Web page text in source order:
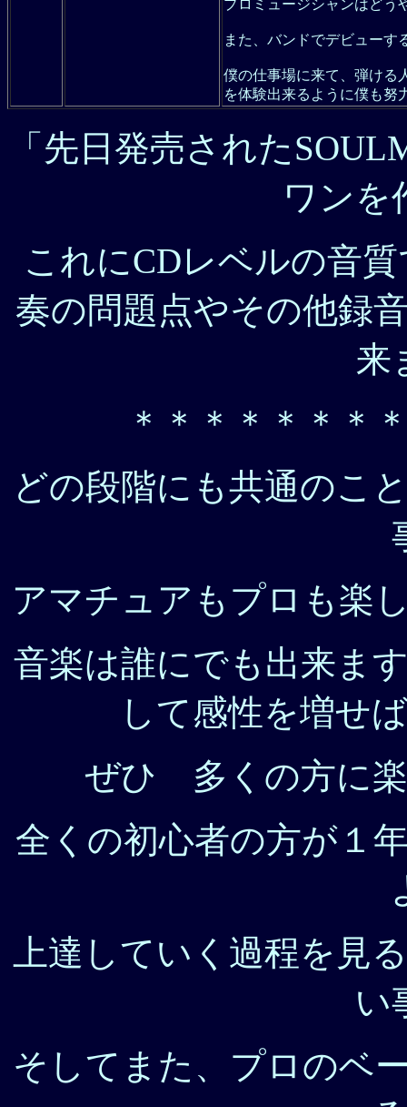
プロミュージシャンはどう
また、バンドでデビューす
僕の仕事場に来て、弾ける
を体験出来るように僕も努
「先日発売された
ワンを
これにCDレベルの音
奏の問題点やその他録
来
＊＊＊＊＊＊＊
どの段階にも共通のこ
アマチュアもプロも楽
音楽は誰にでも出来ま
して感性を増せ
ぜひ 多くの方に
全くの初心者の方が１
上達していく過程を見
い
そしてまた、プロのベ